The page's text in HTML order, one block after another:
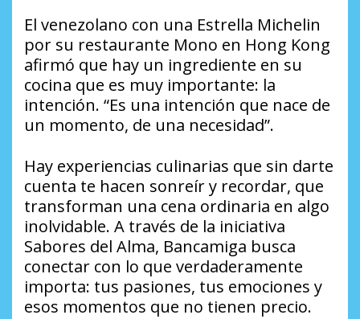
El venezolano con una Estrella Michelin
por su restaurante Mono en Hong Kong
afirmó que hay un ingrediente en su
cocina que es muy importante: la
intención. “Es una intención que nace de
un momento, de una necesidad”.
Hay experiencias culinarias que sin darte
cuenta te hacen sonreír y recordar, que
transforman una cena ordinaria en algo
inolvidable. A través de la iniciativa
Sabores del Alma, Bancamiga busca
conectar con lo que verdaderamente
importa: tus pasiones, tus emociones y
esos momentos que no tienen precio.